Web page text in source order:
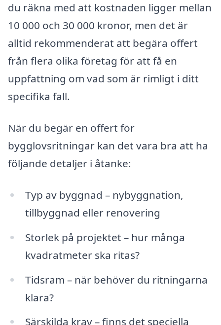
du räkna med att kostnaden ligger mellan
10 000 och 30 000 kronor, men det är
alltid rekommenderat att begära offert
från flera olika företag för att få en
uppfattning om vad som är rimligt i ditt
specifika fall.
När du begär en offert för
bygglovsritningar kan det vara bra att ha
följande detaljer i åtanke:
Typ av byggnad – nybyggnation,
tillbyggnad eller renovering
Storlek på projektet – hur många
kvadratmeter ska ritas?
Tidsram – när behöver du ritningarna
klara?
Särskilda krav – finns det speciella